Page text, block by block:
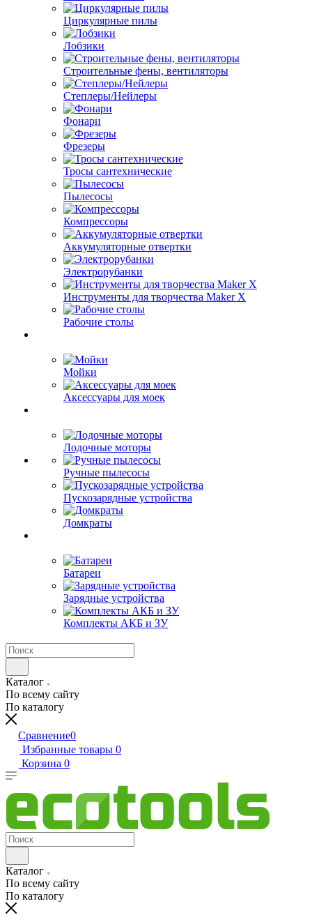
Циркулярные пилы
Лобзики
Строительные фены, вентиляторы
Степлеры/Нейлеры
Фонари
Фрезеры
Тросы сантехнические
Пылесосы
Компрессоры
Аккумуляторные отвертки
Электрорубанки
Инструменты для творчества Maker X
Рабочие столы
Мойки
Аксессуары для моек
Лодочные моторы
Ручные пылесосы
Пускозарядные устройства
Домкраты
Батареи
Зарядные устройства
Комплекты АКБ и ЗУ
Каталог
По всему сайту
По каталогу
Сравнение0
Избранные товары 0
Корзина 0
Каталог
По всему сайту
По каталогу